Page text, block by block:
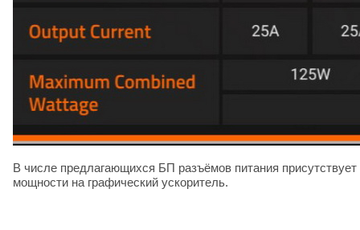
В числе предлагающихся БП разъёмов питания
мощности на графический ускоритель.